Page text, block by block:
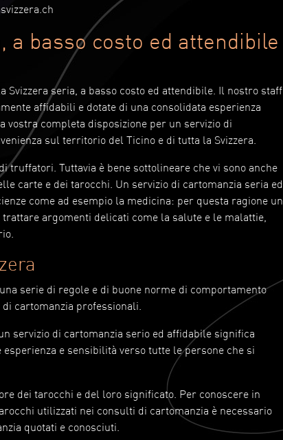
a basso costo ed attendibile
Svizzera seria, a basso costo ed attendibile. Il nostro staff
affidabili e dotate di una consolidata esperienza
completa disposizione per un servizio di
sul territorio del Ticino e di tutta la Svizzera.
truffatori. Tuttavia è bene sottolineare che vi sono anche
carte e dei tarocchi. Un servizio di cartomanzia seria ed
come ad esempio la medicina: per questa ragione un
argomenti delicati come la salute e le malattie,
serie di regole e di buone norme di comportamento
cartomanzia professionali.
servizio di cartomanzia serio ed affidabile significa
e sensibilità verso tutte le persone che si
dei tarocchi e del loro significato. Per conoscere in
utilizzati nei consulti di cartomanzia è necessario
quotati e conosciuti.